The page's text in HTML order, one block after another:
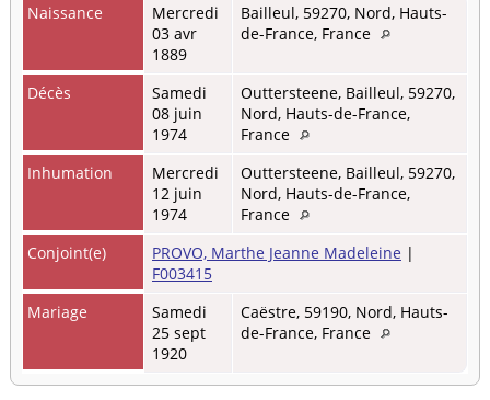
Naissance
Mercredi
03 avr
1889
Bailleul, 59270, Nord, Hauts-
de-France, France
Décès
Samedi
08 juin
1974
Outtersteene, Bailleul, 59270,
Nord, Hauts-de-France,
France
Inhumation
Mercredi
12 juin
1974
Outtersteene, Bailleul, 59270,
Nord, Hauts-de-France,
France
Conjoint(e)
PROVO, Marthe Jeanne Madeleine |
F003415
Mariage
Samedi
25 sept
1920
Caëstre, 59190, Nord, Hauts-
de-France, France